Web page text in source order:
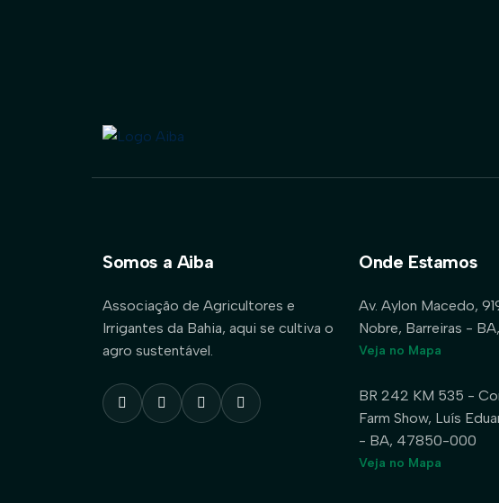
Somos a Aiba
Associação de Agricultores e
Irrigantes da Bahia, aqui se cultiva o
agro sustentável.
Onde Estamos
Av. Aylon Macedo,
Nobre, Barreiras -
Veja no Mapa
BR 242 KM 535 -
Farm Show, Luís
- BA, 47850-000
Veja no Mapa